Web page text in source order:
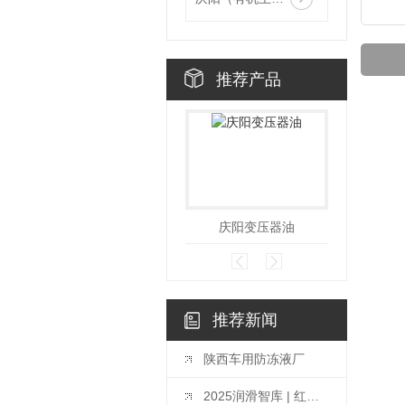
推荐产品
庆阳变压器油
推荐新闻
陕西车用防冻液厂
2025润滑智库 | 红十月叶士信：聚焦润滑产业价值链重构